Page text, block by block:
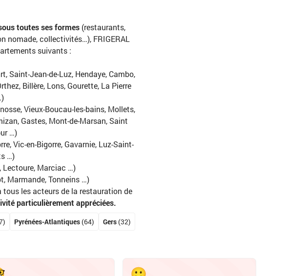
toutes ses formes(restaurants,
nomade, collectivités…), FRIGERAL
suivants :
Saint-Jean-de-Luz, Hendaye, Cambo,
, Billère, Lons, Gourette, La Pierre
Vieux-Boucau-les-bains, Mollets,
Gastes, Mont-de-Marsan, Saint
…)
Vic-en-Bigorre, Gavarnie, Luz-Saint-
…)
Lectoure, Marciac …)
Marmande, Tonneins …)
tous les acteurs de la restauration de
particulièrement appréciées.
Pyrénées-Atlantiques(64) Gers(32)